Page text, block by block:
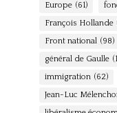
Europe (61)
François Hollande
Front national (98)
général de Gaulle
immigration (62)
Jean-Luc